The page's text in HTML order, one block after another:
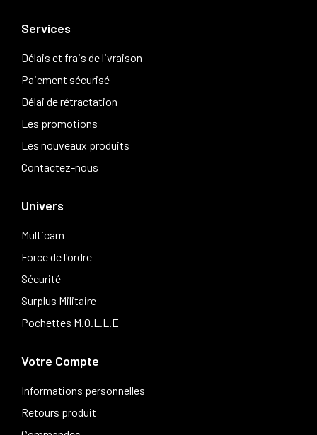
Services
Délais et frais de livraison
Paiement sécurisé
Délai de rétractation
Les promotions
Les nouveaux produits
Contactez-nous
Univers
Multicam
Force de l'ordre
Sécurité
Surplus Militaire
Pochettes M.O.L.L.E
Votre Compte
Informations personnelles
Retours produit